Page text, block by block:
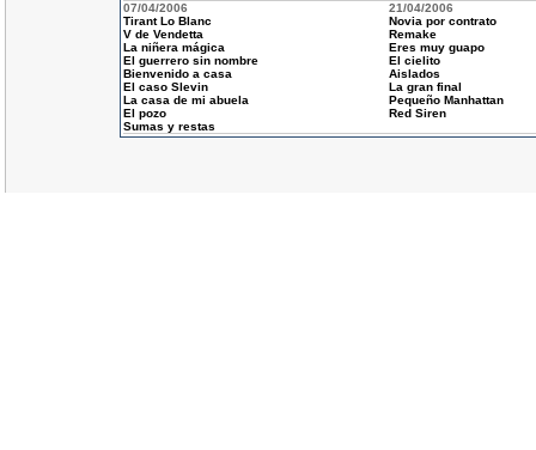
07/04/2006
Tirant Lo Blanc
V de Vendetta
La niñera mágica
El guerrero sin nombre
Bienvenido a casa
El caso Slevin
La casa de mi abuela
El pozo
Sumas y restas
21/04/2006
Novia por contrato
Remake
Eres muy guapo
El cielito
Aislados
La gran final
Pequeño Manhattan
Red Siren